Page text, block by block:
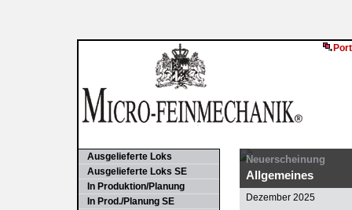
Ausgelieferte Loks
Ausgelieferte Loks SE
In Produktion/Planung
In Prod./Planung SE
Neuerscheinung
Allgemeines
Dezember 2025